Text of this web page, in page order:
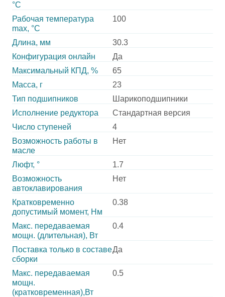
°С
Рабочая температура
max, °С
100
Длина, мм
30.3
Конфигурация онлайн
Да
Максимальный КПД, %
65
Масса, г
23
Тип подшипников
Шарикоподшипники
Исполнение редуктора
Стандартная версия
Число ступеней
4
Возможность работы в
масле
Нет
Люфт, °
1.7
Возможность
автоклавирования
Нет
Кратковременно
допустимый момент, Нм
0.38
Макс. передаваемая
мощн. (длительная), Вт
0.4
Поставка только в составе
сборки
Да
Макс. передаваемая
мощн.
(кратковременная),Вт
0.5